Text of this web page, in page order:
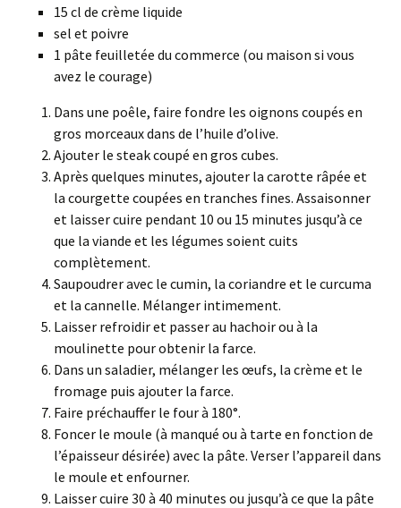
15 cl de crème liquide
sel et poivre
1 pâte feuilletée du commerce (ou maison si vous
avez le courage)
Dans une poêle, faire fondre les oignons coupés en
gros morceaux dans de l’huile d’olive.
Ajouter le steak coupé en gros cubes.
Après quelques minutes, ajouter la carotte râpée et
la courgette coupées en tranches fines. Assaisonner
et laisser cuire pendant 10 ou 15 minutes jusqu’à ce
que la viande et les légumes soient cuits
complètement.
Saupoudrer avec le cumin, la coriandre et le curcuma
et la cannelle. Mélanger intimement.
Laisser refroidir et passer au hachoir ou à la
moulinette pour obtenir la farce.
Dans un saladier, mélanger les œufs, la crème et le
fromage puis ajouter la farce.
Faire préchauffer le four à 180°.
Foncer le moule (à manqué ou à tarte en fonction de
l’épaisseur désirée) avec la pâte. Verser l’appareil dans
le moule et enfourner.
Laisser cuire 30 à 40 minutes ou jusqu’à ce que la pâte